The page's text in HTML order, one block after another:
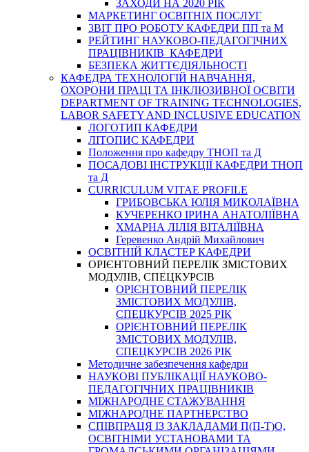
ЗАХОДИ НА 2020 РІК
МАРКЕТИНГ ОСВІТНІХ ПОСЛУГ
3BIT ПРО РОБОТУ КАФЕДРИ ПП та М
РЕЙТИНГ НАУКОВО-ПЕДАГОГІЧНИХ
ПРАЦІВНИКІВ КАФЕДРИ
БЕЗПЕКА ЖИТТЄДІЯЛЬНОСТІ
КАФЕДРА ТЕХНОЛОГІЙ НАВЧАННЯ,
ОХОРОНИ ПРАЦІ ТА ІНКЛЮЗИВНОЇ ОСВІТИ
DEPARTMENT OF TRAINING TECHNOLOGIES,
LABOR SAFETY AND INCLUSIVE EDUCATION
ЛОГОТИП КАФЕДРИ
ЛІТОПИС КАФЕДРИ
Положення про кафедру ТНОП та Д
ПОСАДОВІ ІНСТРУКЦІЇ КАФЕДРИ ТНОП
та Д
CURRICULUM VITAE PROFILE
ГРИБОВСЬКА ЮЛІЯ МИКОЛАЇВНА
КУЧЕРЕНКО ІРИНА АНАТОЛІЇВНА
ХМАРНА ЛІЛІЯ ВІТАЛІЇВНА
Геревенко Андрій Михайлович
ОСВІТНІЙ КЛАСТЕР КАФЕДРИ
ОРІЄНТОВНИЙ ПЕРЕЛІК ЗМІСТОВИХ
МОДУЛІВ, СПЕЦКУРСІВ
ОРІЄНТОВНИЙ ПЕРЕЛІК
ЗМІСТОВИХ МОДУЛІВ,
СПЕЦКУРСІВ 2025 РІК
ОРІЄНТОВНИЙ ПЕРЕЛІК
ЗМІСТОВИХ МОДУЛІВ,
СПЕЦКУРСІВ 2026 РІК
Методичне забезпечення кафедри
НАУКОВІ ПУБЛІКАЦІЇ НАУКОВО-
ПЕДАГОГІЧНИХ ПРАЦІВНИКІВ
МІЖНАРОДНЕ СТАЖУВАННЯ
МІЖНАРОДНЕ ПАРТНЕРСТВО
СПІВПРАЦЯ ІЗ ЗАКЛАДАМИ П(П-Т)О,
ОСВІТНІМИ УСТАНОВАМИ ТА